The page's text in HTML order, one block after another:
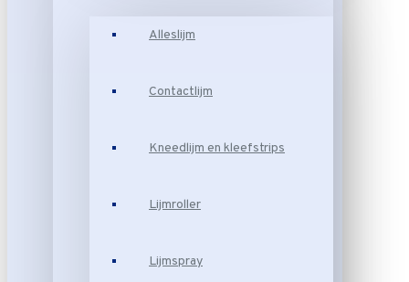
Alleslijm
Contactlijm
Kneedlijm en kleefstrips
Lijmroller
Lijmspray